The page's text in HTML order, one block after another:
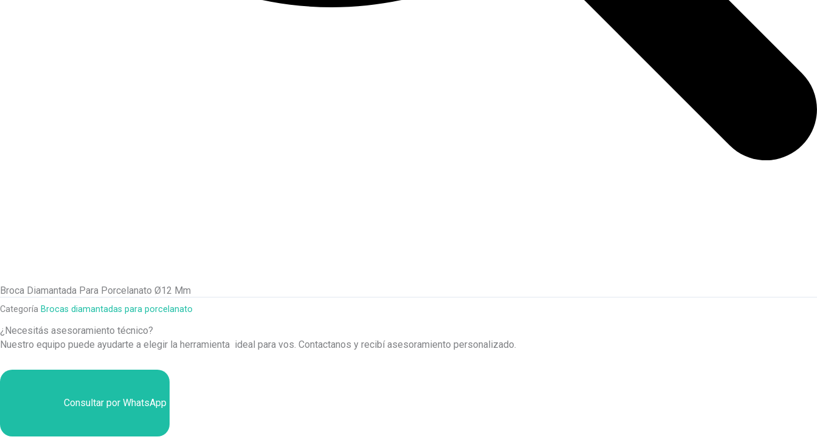
Broca Diamantada Para Porcelanato Ø12 Mm
Categoría Brocas diamantadas para porcelanato
¿Necesitás asesoramiento técnico?
Nuestro equipo puede ayudarte a elegir la herramienta ideal para vos. Contactanos y recibí asesoramiento personalizado.
Consultar por WhatsApp